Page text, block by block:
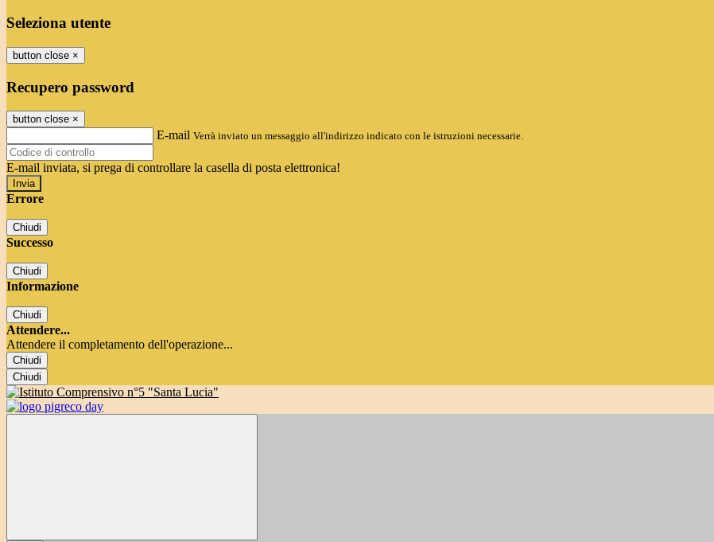
Seleziona utente
button close ×
Recupero password
button close ×
E-mail Verrà inviato un messaggio all'indirizzo indicato con le istruzioni necessarie.
E-mail inviata, si prega di controllare la casella di posta elettronica!
Errore
Chiudi
Successo
Chiudi
Informazione
Chiudi
Attendere...
Attendere il completamento dell'operazione...
Chiudi
Chiudi